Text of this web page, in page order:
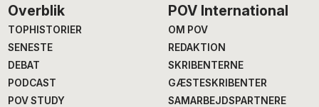
Footer
Overblik
TOPHISTORIER
SENESTE
DEBAT
PODCAST
POV STUDY
POV International
OM POV
REDAKTION
SKRIBENTERNE
GÆSTESKRIBENTER
SAMARBEJDSPARTNERE